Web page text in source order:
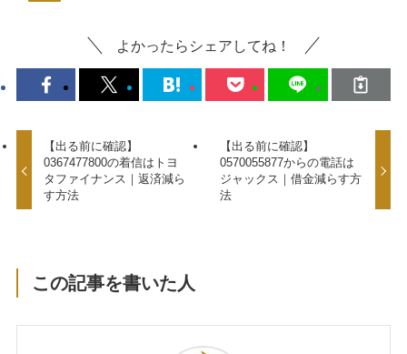
よかったらシェアしてね！
【出る前に確認】
0367477800の着信はトヨ
タファイナンス｜返済減ら
す方法
【出る前に確認】
0570055877からの電話は
ジャックス｜借金減らす方
法
この記事を書いた人